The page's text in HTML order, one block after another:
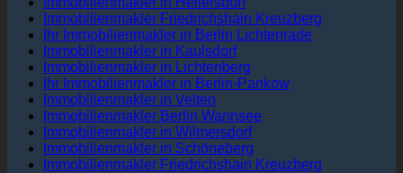
Immobilienmakler Friedrichshain Kreuzberg
Ihr Immobilienmakler in Berlin Lichtenrade
Immobilienmakler in Kaulsdorf
Immobilienmakler in Lichtenberg
Ihr Immobilienmakler in Berlin-Pankow
Immobilienmakler in Velten
Immobilienmakler Berlin Wannsee
Immobilienmakler in Wilmersdorf
Immobilienmakler in Schöneberg
Immobilienmakler Friedrichshain Kreuzberg